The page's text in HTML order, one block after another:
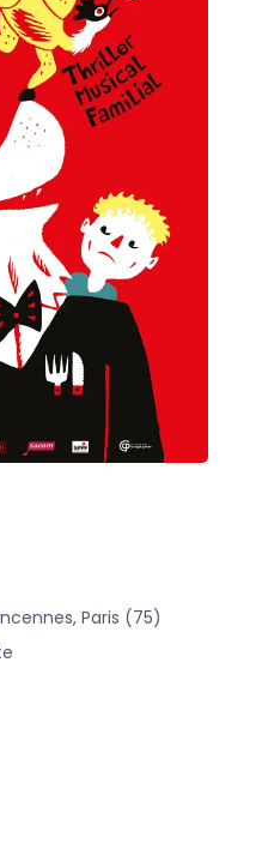
Paris (75)